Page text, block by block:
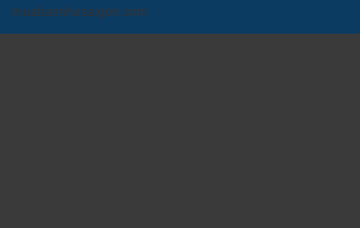
muabannhasaigon.com